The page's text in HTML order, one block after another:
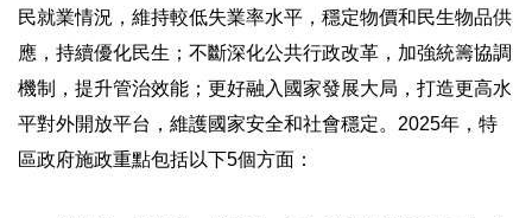
民就業情況，維持較低失業率水平，穩定物價和民生物品供
應，持續優化民生；不斷深化公共行政改革，加強統籌協調
機制，提升管治效能；更好融入國家發展大局，打造更高水
平對外開放平台，維護國家安全和社會穩定。2025年，特
區政府施政重點包括以下5個方面：